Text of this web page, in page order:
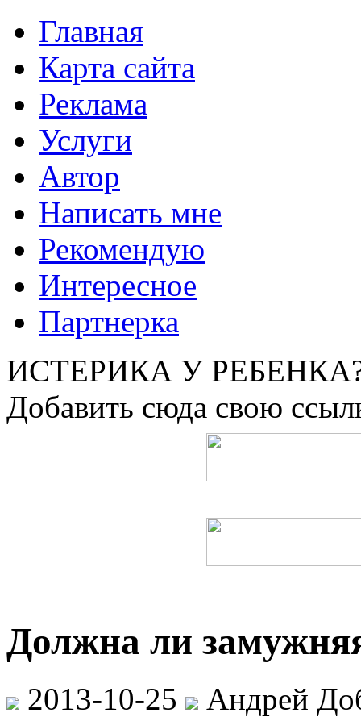
Главная
Карта сайта
Реклама
Услуги
Автор
Написать мне
Рекомендую
Интересное
Партнерка
ИСТЕРИКА У
Добавить сюда свою
Должна ли
2013-10-25 Андрей